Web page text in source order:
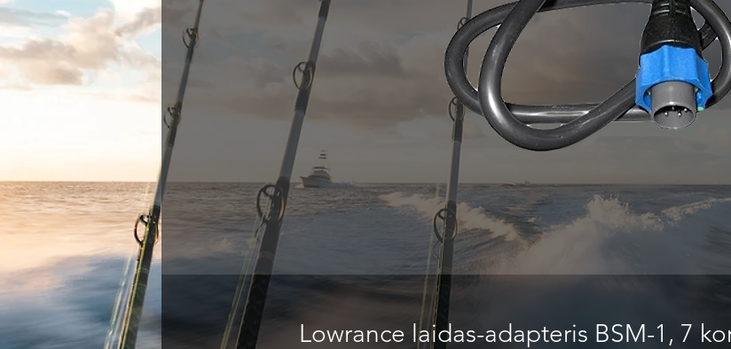
Lowrance laidas-adapteris BSM-1, 7